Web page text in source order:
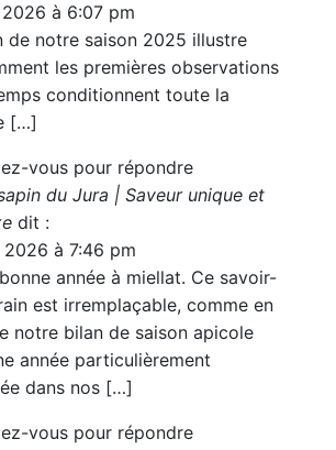
2026 à 6:07 pm
de notre saison 2025 illustre
les premières observations
conditionnent toute la
[…]
vous pour répondre
du Jura | Saveur unique et
dit :
2026 à 7:46 pm
année à miellat. Ce savoir-
est irremplaçable, comme en
notre bilan de saison apicole
année particulièrement
dans nos […]
vous pour répondre